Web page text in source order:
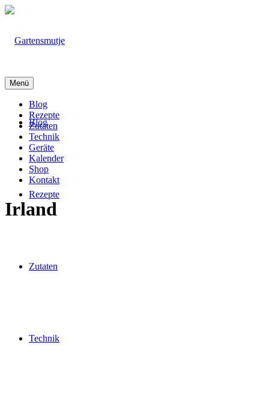
Blog
Rezepte
Zutaten
Technik
Menü
Blog
Rezepte
Zutaten
Technik
Geräte
Kalender
Shop
Kontakt
Irland